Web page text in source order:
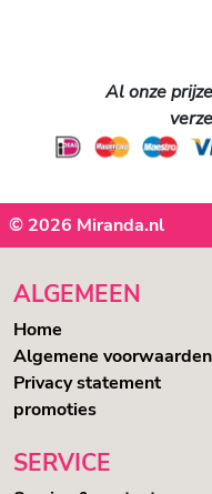
Al onze
© 2026 Miranda.nl
ALGEMEEN
Home
Algemene voorwaarden
Privacy statement
promoties
SERVICE